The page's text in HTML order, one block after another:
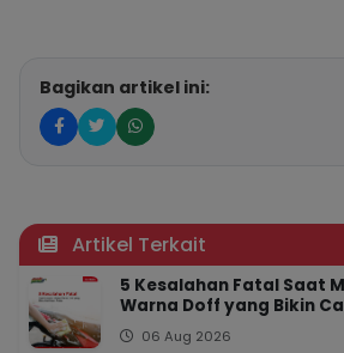
Bagikan artikel ini:
Artikel Terkait
5 Kesalahan Fatal Saat
Warna Doff yang Bikin
06 Aug 2026